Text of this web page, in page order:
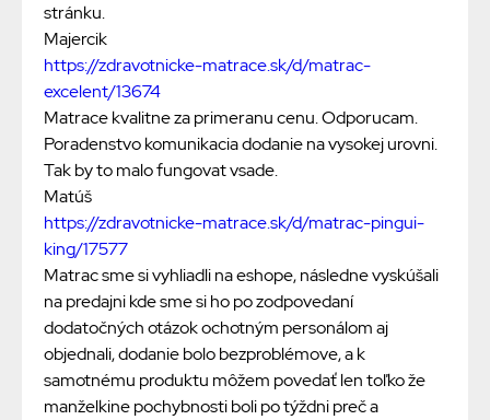
stránku.
Majercik
https://zdravotnicke-matrace.sk/d/matrac-
excelent/13674
Matrace kvalitne za primeranu cenu. Odporucam.
Poradenstvo komunikacia dodanie na vysokej urovni.
Tak by to malo fungovat vsade.
Matúš
https://zdravotnicke-matrace.sk/d/matrac-pingui-
king/17577
Matrac sme si vyhliadli na eshope, následne vyskúšali
na predajni kde sme si ho po zodpovedaní
dodatočných otázok ochotným personálom aj
objednali, dodanie bolo bezproblémove, a k
samotnému produktu môžem povedať len toľko že
manželkine pochybnosti boli po týždni preč a